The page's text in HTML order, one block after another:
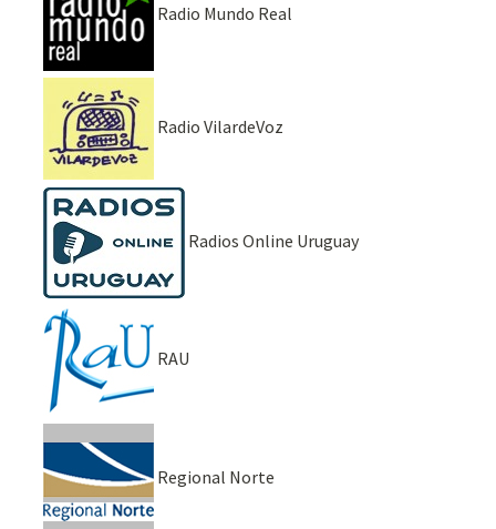
Radio Mundo Real
Radio VilardeVoz
Radios Online Uruguay
RAU
Regional Norte